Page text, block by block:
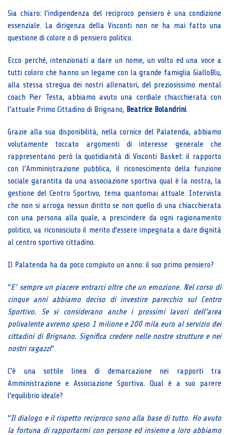
Sia chiaro: l’indipendenza del reciproco pensiero è una condizione
essenziale. La dirigenza della Visconti non ne ha mai fatto una
questione di colore o di pensiero politico.
Ecco perché, intenzionati a dare un nome, un volto ed una voce a
tutti coloro che hanno un legame con la grande famiglia GialloBlu,
alla stessa stregua dei nostri allenatori, del preziosissimo mental
coach Pier Testa, abbiamo avuto una cordiale chiacchierata con
l’attuale Primo Cittadino di Brignano, Beatrice Bolandrini.
Grazie alla sua disponibilità, nella cornice del Palatenda, abbiamo
volutamente toccato argomenti di interesse generale che
rappresentano però la quotidianità di Visconti Basket: il rapporto
con l’Amministrazione pubblica, il riconoscimento della funzione
sociale garantita da una associazione sportiva qual è la nostra, la
gestione del Centro Sportivo, tema quantomai attuale. Intervista
che non si arroga nessun diritto se non quello di una chiacchierata
con una persona alla quale, a prescindere da ogni ragionamento
politico, va riconosciuto il merito d’essere impegnata a dare dignità
al centro sportivo cittadino.
Il Palatenda ha da poco compiuto un anno: il suo primo pensiero?
“E’ sempre un piacere entrarci oltre che un emozione. Nel corso di
cinque anni abbiamo deciso di investire parecchio sul Centro
Sportivo. Se si considerano anche i prossimi lavori dell’area
polivalente avremo speso 1 milione e 200 mila euro al servizio dei
cittadini di Brignano. Significa credere nelle nostre strutture e nei
nostri ragazzi”.
C’è una sottile linea di demarcazione nei rapporti tra
Amministrazione e Associazione Sportiva. Qual è a suo parere
l’equilibrio ideale?
“Il dialogo e il rispetto reciproco sono alla base di tutto. Ho avuto
la fortuna di rapportarmi con persone ed insieme a loro abbiamo